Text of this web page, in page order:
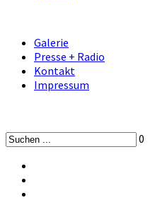
Galerie
Presse + Radio
Kontakt
Impressum
0